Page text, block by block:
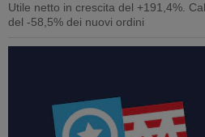
Utile netto in crescita del +191,4%.
del -58,5% dei nuovi ordini